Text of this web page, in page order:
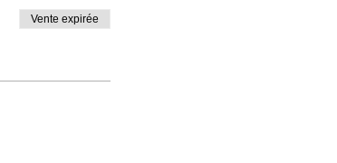
Vente expirée